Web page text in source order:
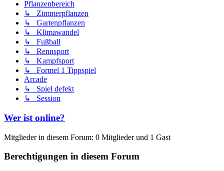
Pflanzenbereich
↳ Zimmerpflanzen
↳ Gartenpflanzen
↳ Klimawandel
↳ Fußball
↳ Rennsport
↳ Kampfsport
↳ Formel 1 Tippspiel
Arcade
↳ Spiel defekt
↳ Session
Wer ist online?
Mitglieder in diesem Forum: 0 Mitglieder und 1 Gast
Berechtigungen in diesem Forum